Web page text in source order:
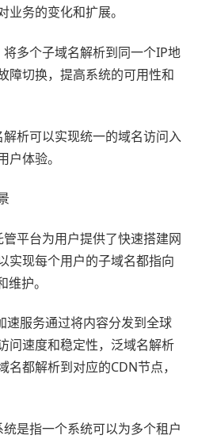
务的变化和扩展。
多个子域名解析到同一个IP地
障切换，提高系统的可用性和
析可以实现统一的域名访问入
户体验。
平台为用户提供了快速搭建网
实现每个用户的子域名都指向
护。
速服务通过将内容分发到全球
问速度和稳定性，泛域名解析
都解析到对应的CDN节点，
是指一个系统可以为多个租户